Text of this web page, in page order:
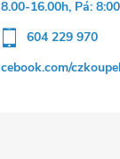
16.00h, Pá:
604 229 970